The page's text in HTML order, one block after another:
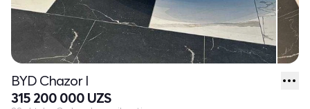
BYD Chazor I
315 200 000 UZS